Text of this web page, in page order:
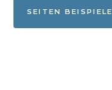
SEITEN BEISPIELE